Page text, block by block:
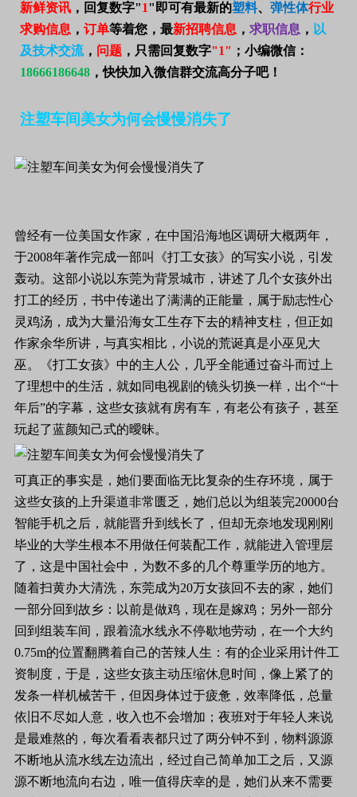
新鲜资讯 ，回复数字"1" 即可有最新的塑料、 弹性体行业
求购信息 ， 订单等着您，最新招聘信息 ， 求职信息 ， 以
及技术交流， 问题 ，只需回复数字"1" ；小编微信：
18666186648 ，快快加入微信群交流高分子吧！
注塑车间美女为何会慢慢消失了
曾经有一位美国女作家，在中国沿海地区调研大概两年，
于2008年著作完成一部叫《打工女孩》的写实小说，引发
轰动。这部小说以东莞为背景城市，讲述了几个女孩外出
打工的经历，书中传递出了满满的正能量，属于励志性心
灵鸡汤，成为大量沿海女工生存下去的精神支柱，但正如
作家余华所讲，与真实相比，小说的荒诞真是小巫见大
巫。《打工女孩》中的主人公，几乎全能通过奋斗而过上
了理想中的生活，就如同电视剧的镜头切换一样，出个“十
年后”的字幕，这些女孩就有房有车，有老公有孩子，甚至
玩起了蓝颜知己式的曖昧。
可真正的事实是，她们要面临无比复杂的生存环境，属于
这些女孩的上升渠道非常匮乏，她们总以为组装完20000台
智能手机之后，就能晋升到线长了，但却无奈地发现刚刚
毕业的大学生根本不用做任何装配工作，就能进入管理层
了，这是中国社会中，为数不多的几个尊重学历的地方。
随着扫黄办大清洗，东莞成为20万女孩回不去的家，她们
一部分回到故乡：以前是做鸡，现在是嫁鸡；另外一部分
回到组装车间，跟着流水线永不停歇地劳动，在一个大约
0.75m的位置翻腾着自己的苦辣人生：有的企业采用计件工
资制度，于是，这些女孩主动压缩休息时间，像上紧了的
发条一样机械苦干，但因身体过于疲惫，效率降低，总量
依旧不尽如人意，收入也不会增加；夜班对于年轻人来说
是最难熬的，每次看看表都只过了两分钟不到，物料源源
不断地从流水线左边流出，经过自己简单加工之后，又源
源不断地流向右边，唯一值得庆幸的是，她们从来不需要